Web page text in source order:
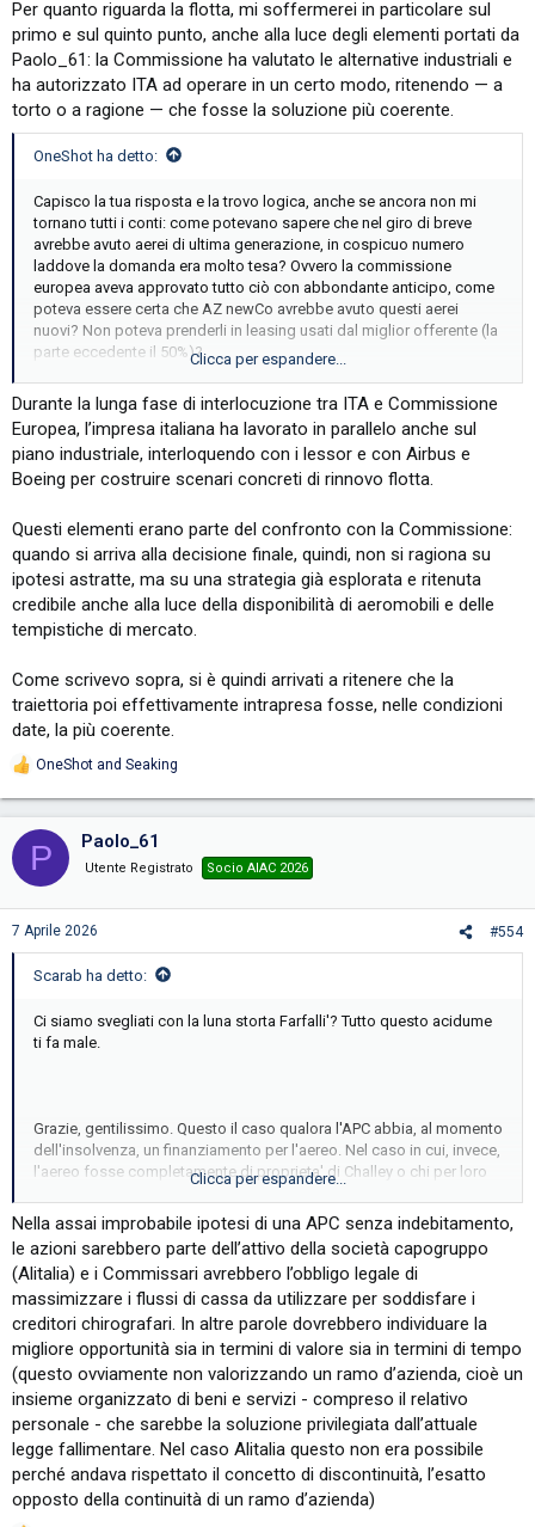
Per quanto riguarda la flotta, mi soffermerei in particolare sul
primo e sul quinto punto, anche alla luce degli elementi portati da
Paolo_61: la Commissione ha valutato le alternative industriali e
ha autorizzato ITA ad operare in un certo modo, ritenendo — a
torto o a ragione — che fosse la soluzione più coerente.
OneShot ha detto:
Capisco la tua risposta e la trovo logica, anche se ancora non mi
tornano tutti i conti: come potevano sapere che nel giro di breve
avrebbe avuto aerei di ultima generazione, in cospicuo numero
laddove la domanda era molto tesa? Ovvero la commissione
europea aveva approvato tutto ciò con abbondante anticipo, come
poteva essere certa che AZ newCo avrebbe avuto questi aerei
nuovi? Non poteva prenderli in leasing usati dal miglior offerente (la
parte eccedente il 50%)?
Sto cercando di capire, non voglio semplicemente questionare le
tue affermazioni, quindi ti ringrazio per le risposte!
Clicca per espandere...
Durante la lunga fase di interlocuzione tra ITA e Commissione
Europea, l’impresa italiana ha lavorato in parallelo anche sul
piano industriale, interloquendo con i lessor e con Airbus e
Boeing per costruire scenari concreti di rinnovo flotta.
Questi elementi erano parte del confronto con la Commissione:
quando si arriva alla decisione finale, quindi, non si ragiona su
ipotesi astratte, ma su una strategia già esplorata e ritenuta
credibile anche alla luce della disponibilità di aeromobili e delle
tempistiche di mercato.
Come scrivevo sopra, si è quindi arrivati a ritenere che la
traiettoria poi effettivamente intrapresa fosse, nelle condizioni
date, la più coerente.
R
t
i
n
s
OneShot and Seaking
P Paolo_61
Utente Registrato Socio AIAC 2026
7 Aprile 2026 #554
Scarab ha detto:
Ci siamo svegliati con la luna storta Farfalli'? Tutto questo acidume
ti fa male.
Grazie, gentilissimo. Questo il caso qualora l'APC abbia, al momento
dell'insolvenza, un finanziamento per l'aereo. Nel caso in cui, invece,
l'aereo fosse completamente di proprieta' di Challey o chi per loro
Clicca per espandere...
Nella assai improbabile ipotesi di una APC senza indebitamento,
le azioni sarebbero parte dell’attivo della società capogruppo
(Alitalia) e i Commissari avrebbero l’obbligo legale di
massimizzare i flussi di cassa da utilizzare per soddisfare i
creditori chirografari. In altre parole dovrebbero individuare la
migliore opportunità sia in termini di valore sia in termini di tempo
(questo ovviamente non valorizzando un ramo d’azienda, cioè un
insieme organizzato di beni e servizi - compreso il relativo
personale - che sarebbe la soluzione privilegiata dall’attuale
legge fallimentare. Nel caso Alitalia questo non era possibile
perché andava rispettato il concetto di discontinuità, l’esatto
opposto della continuità di un ramo d’azienda)